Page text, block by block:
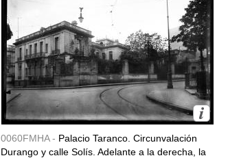
0060FMHA - Palacio Taranco. Circunvalación
Durango y calle Solís. Adelante a la derecha, la